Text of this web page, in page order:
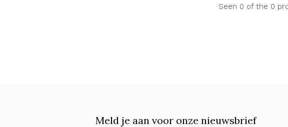
Seen 0 of the 0
Meld je aan voor onze nieuwsbrief